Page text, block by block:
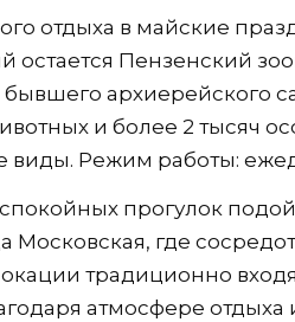
отдыха в майские
остается Пензенский
архиерейского
и более 2 тысяч
Режим работы:
прогулок
Московская, где
традиционно
атмосфере